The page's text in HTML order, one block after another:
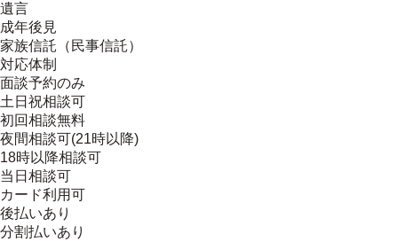
遺言
成年後見
家族信託（民事信託）
対応体制
面談予約のみ
土日祝相談可
初回相談無料
夜間相談可(21時以降)
18時以降相談可
当日相談可
カード利用可
後払いあり
分割払いあり